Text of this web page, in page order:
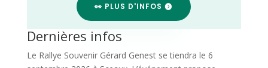
👀 PLUS D'INFOS
Dernières infos
Le Rallye Souvenir Gérard Genest se tiendra le 6